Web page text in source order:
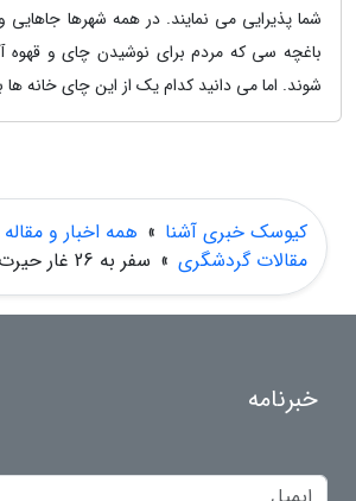
شما پذیرایی می نمایند. در همه شهرها جاهایی
باغچه سی که مردم برای نوشیدن چای و
شوند. اما می دانید کدام یک از این چای خانه ها
کیوسک خبری آشنا » همه اخبار و
مقالات گردشگری » سفر به 26 غار حیرت انگیز در دنیا
خبرنامه